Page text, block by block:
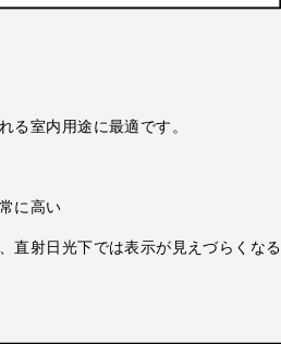
室内用途に最適です。
に高い
直射日光下では表示が見えづらくなる